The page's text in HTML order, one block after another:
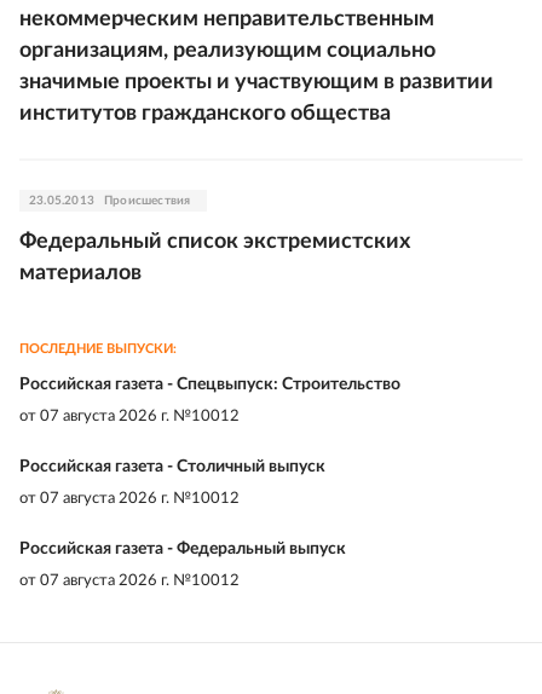
некоммерческим неправительственным
организациям, реализующим социально
значимые проекты и участвующим в развитии
институтов гражданского общества
23.05.2013 Происшествия
Федеральный список экстремистских
материалов
ПОСЛЕДНИЕ ВЫПУСКИ:
Российская газета - Спецвыпуск: Строительство
от 07 августа 2026 г. №10012
Российская газета - Столичный выпуск
от 07 августа 2026 г. №10012
Российская газета - Федеральный выпуск
от 07 августа 2026 г. №10012